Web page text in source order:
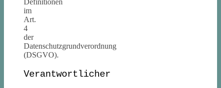
Definitionen
im
Art.
4
der
Datenschutzgrundverordnung
(DSGVO).
Verantwortlicher